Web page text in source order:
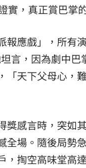
實，真正賞巴掌
應戲」，所有
言，因為劇中
天下父母心，
感言時，突如
場。隨後局勢
掏空高味堂高